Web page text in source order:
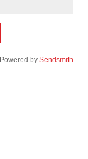
Powered by Sendsmith